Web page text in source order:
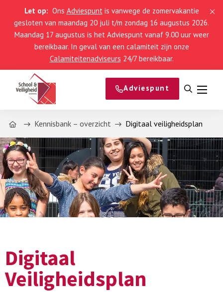
Let op: Ons Adviespuntis vanwege de zomervakantie
gesloten van maandag 20 juli t/m zondag 16 augustus 2026.
Maandag 17 augustus is het Adviespunt vanaf 9.00 uur weer
bereikbaar. In geval van een calamiteit zijn onze
Calamiteitenadviseurs 24/7 bereikbaar.
Adviespunt
Open
Menu
Home Kennisbank – overzicht Digitaal veiligheidsplan
Digitaal
Veiligheidsplan